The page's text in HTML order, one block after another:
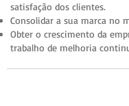
satisfação dos clientes.
Consolidar a sua marca no
Obter o crescimento da
trabalho de melhoria